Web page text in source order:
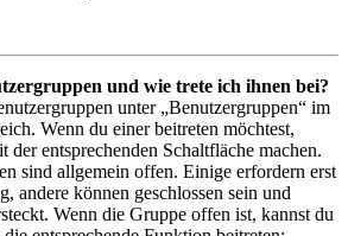
und wie trete ich ihnen bei?
unter „Benutzergruppen“ im
Wenn du einer beitreten möchtest,
der entsprechenden Schaltfläche machen.
sind allgemein offen. Einige erfordern erst
andere können geschlossen sein und
Wenn die Gruppe offen ist, kannst du